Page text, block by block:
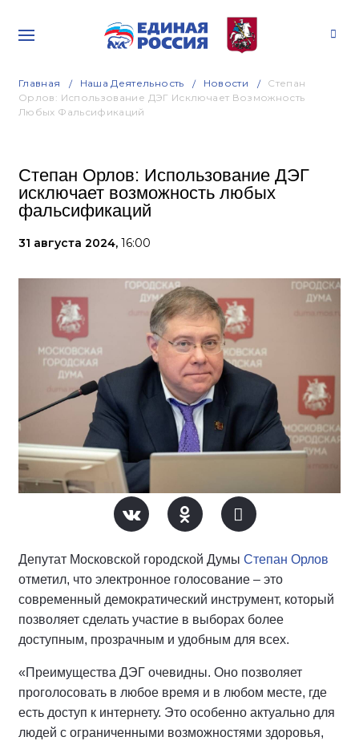
Главная Наша Деятельность Новости
Степан
Орлов: Использование ДЭГ Исключает Возможность
Любых Фальсификаций
Степан Орлов: Использование ДЭГ
исключает возможность любых
фальсификаций
31 августа 2024, 16:00
Депутат Московской городской Думы Степан Орлов
отметил, что электронное голосование – это
современный демократический инструмент, который
позволяет сделать участие в выборах более
доступным, прозрачным и удобным для всех.
«Преимущества ДЭГ очевидны. Оно позволяет
проголосовать в любое время и в любом месте, где
есть доступ к интернету. Это особенно актуально для
людей с ограниченными возможностями здоровья,